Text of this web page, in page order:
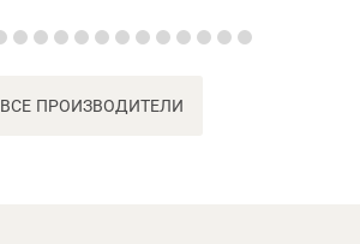
ВСЕ ПРОИЗВОДИТЕЛИ